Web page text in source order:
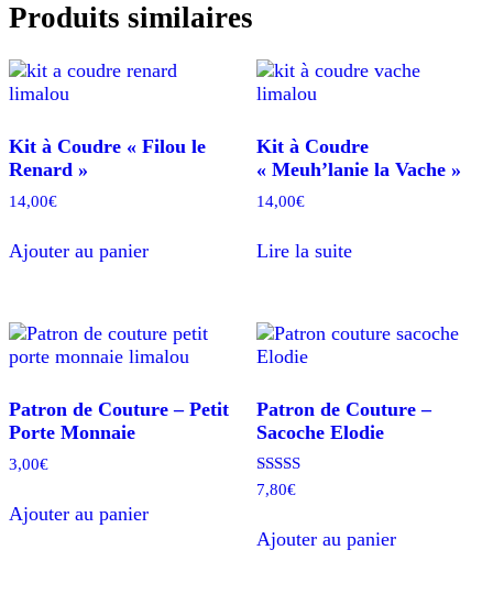
Produits similaires
Kit à Coudre « Filou le
Renard »
14,00€
Ajouter au panier
Kit à Coudre
« Meuh’lanie la Vache »
14,00€
Lire la suite
Patron de Couture – Petit
Porte Monnaie
3,00€
Ajouter au panier
Patron de Couture –
Sacoche Elodie
Note
7,80€
Ajouter au panier